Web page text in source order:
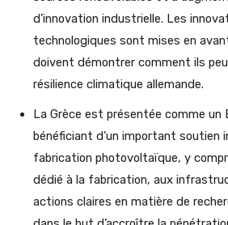
d’innovation industrielle. Les
technologiques sont mises en
doivent démontrer comment ils
résilience climatique allemande.
La Grèce est présentée comme un
bénéficiant d’un important soutien
fabrication photovoltaïque, y
dédié à la fabrication, aux
actions claires en matière de